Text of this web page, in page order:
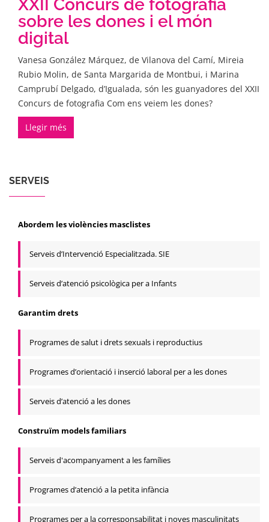
SERVEIS
Abordem les violències masclistes
Serveis d’Intervenció Especialitzada. SIE
Serveis d’atenció psicològica per a Infants
Garantim drets
Programes de salut i drets sexuals i reproductius
Programes d’orientació i inserció laboral per a les dones
Serveis d’atenció a les dones
Construïm models familiars
Serveis d'acompanyament a les famílies
Programes d’atenció a la petita infància
Programes per a la corresponsabilitat i noves masculinitats
XXII Concurs de fotografia
sobre les dones i el món
digital
Vanesa González Márquez, de Vilanova del Camí, Mireia
Rubio Molin, de Santa Margarida de Montbui, i Marina
Camprubí Delgado, d’Igualada, són les guanyadores del XXII
Concurs de fotografia Com ens veiem les dones?
Llegir més